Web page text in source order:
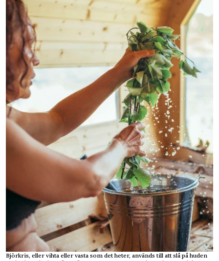
Björkris, eller vihta eller vasta som det heter, används till att slå på huden